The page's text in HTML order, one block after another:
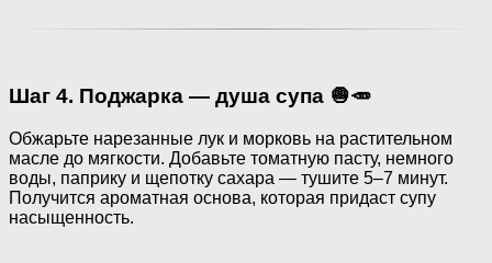
Шаг 4. Поджарка — душа супа 🧅🥕
Обжарьте нарезанные лук и морковь на растительном
масле до мягкости. Добавьте томатную пасту, немного
воды, паприку и щепотку сахара — тушите 5–7 минут.
Получится ароматная основа, которая придаст супу
насыщенность.